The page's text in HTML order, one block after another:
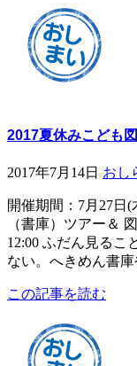
2017夏休みこども
2017年7月14日 おし
開催期間：7月27日
（書庫）ツアー＆
12:00 ふだん見るこ
ない。へきめん書
この記事を読む